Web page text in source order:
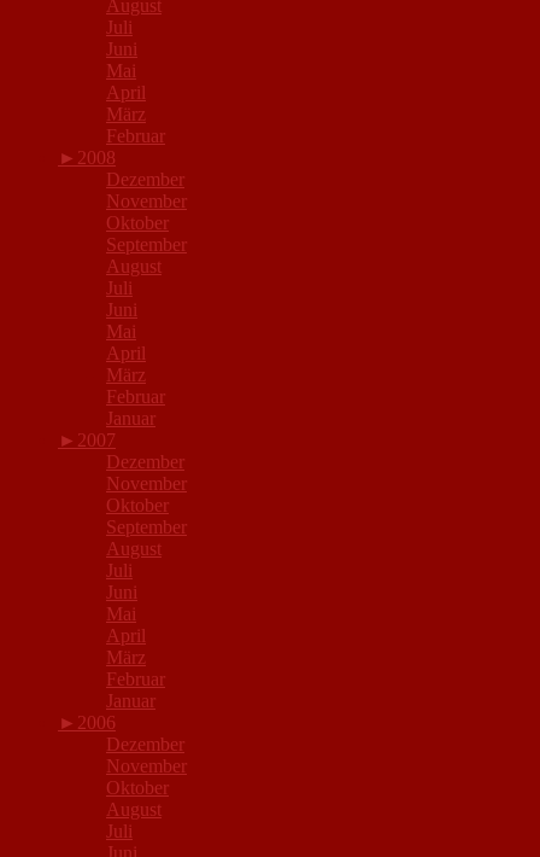
August
Juli
Juni
Mai
April
März
Februar
► 2008
Dezember
November
Oktober
September
August
Juli
Juni
Mai
April
März
Februar
Januar
► 2007
Dezember
November
Oktober
September
August
Juli
Juni
Mai
April
März
Februar
Januar
► 2006
Dezember
November
Oktober
August
Juli
Juni